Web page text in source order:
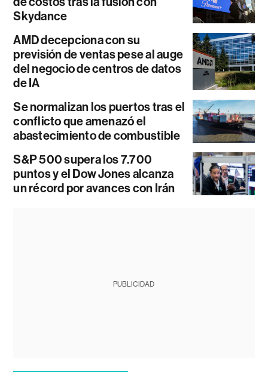
Skydance
AMD decepciona con su
previsión de ventas pese al auge
del negocio de centros de datos
de IA
Se normalizan los puertos tras el
conflicto que amenazó el
abastecimiento de combustible
S&P 500 supera los 7.700
puntos y el Dow Jones alcanza
un récord por avances con Irán
PUBLICIDAD